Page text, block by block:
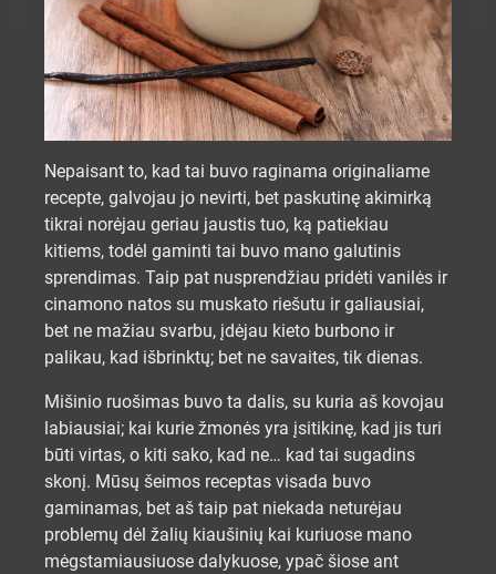
Nepaisant to, kad tai buvo raginama originaliame
recepte, galvojau jo nevirti, bet paskutinę akimirką
tikrai norėjau geriau jaustis tuo, ką patiekiau
kitiems, todėl gaminti tai buvo mano galutinis
sprendimas. Taip pat nusprendžiau pridėti vanilės ir
cinamono natos su muskato riešutu ir galiausiai,
bet ne mažiau svarbu, įdėjau kieto burbono ir
palikau, kad išbrinktų; bet ne savaites, tik dienas.
Mišinio ruošimas buvo ta dalis, su kuria aš kovojau
labiausiai; kai kurie žmonės yra įsitikinę, kad jis turi
būti virtas, o kiti sako, kad ne… kad tai sugadins
skonį. Mūsų šeimos receptas visada buvo
gaminamas, bet aš taip pat niekada neturėjau
problemų dėl žalių kiaušinių kai kuriuose mano
mėgstamiausiuose dalykuose, ypač šiose ant